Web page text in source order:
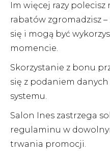
Im więcej razy polecisz
rabatów zgromadzisz
się i mogą być
momencie.
Skorzystanie z bonu
się z podaniem
systemu.
Salon Ines zastrzega
regulaminu w
trwania promocji.